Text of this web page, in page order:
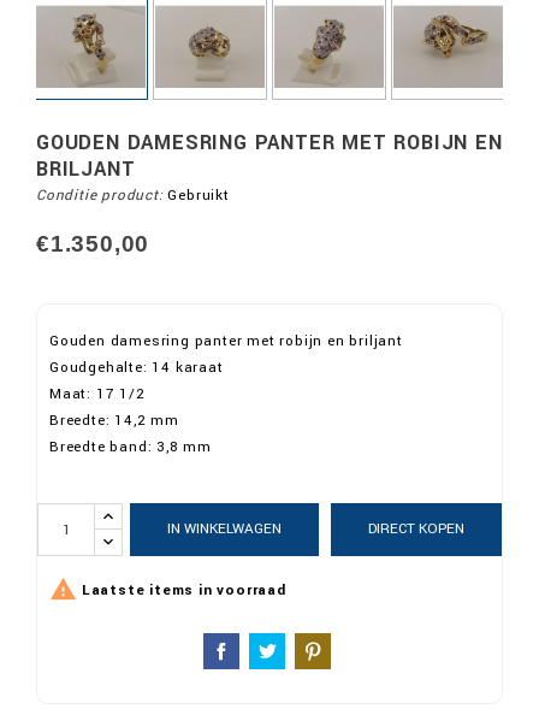
GOUDEN DAMESRING PANTER MET ROBIJN EN
BRILJANT
Conditie product: Gebruikt
€1.350,00
Gouden damesring panter met robijn en briljant
Goudgehalte: 14 karaat
Maat: 17 1/2
Breedte: 14,2 mm
Breedte band: 3,8 mm
IN WINKELWAGEN DIRECT KOPEN
 Laatste items in voorraad